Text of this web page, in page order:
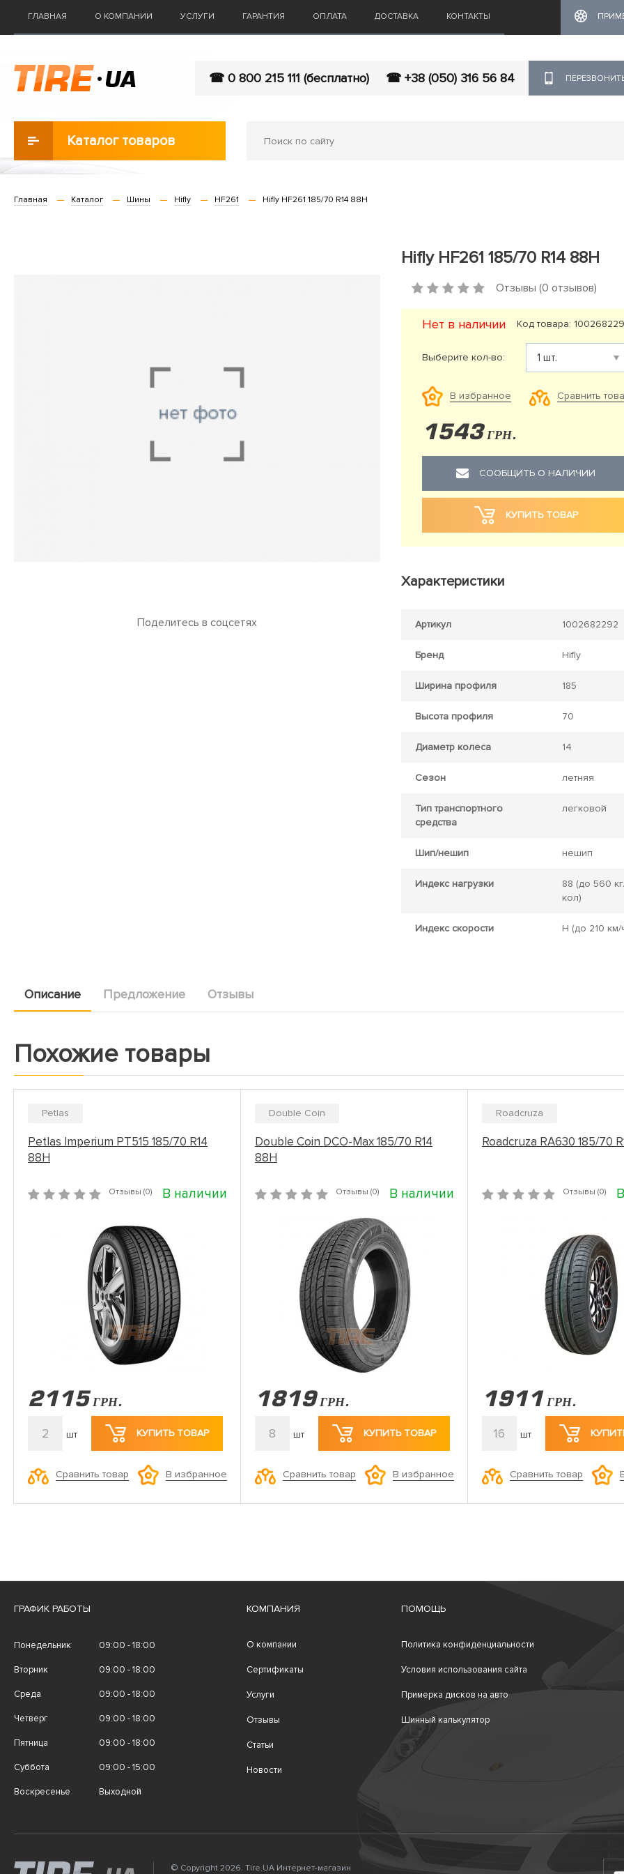
ГЛАВНАЯ О КОМПАНИИ УСЛУГИ ГАРАНТИЯ ОПЛАТА ДОСТАВКА КОНТАКТЫ
☎ 0 800 215 111 (бесплатно) ☎ +38 (050) 316 56 84
Каталог товаров
Главная Каталог Шины Hifly HF261 Hifly HF261 185/70 R14 88H
Поделитесь в соцсетях
Hifly HF261 185/70 R14 88H
Отзывы (0 отзывов)
Нет в наличии Код товара:
Выберите кол-во:
В избранное Сравнить
1543 ГРН.
СООБЩИТЬ О НАЛИЧИИ
КУПИТЬ ТОВАР
Характеристики
Артикул 1002682292
Бренд Hifly
Ширина профиля 185
Высота профиля 70
Диаметр колеса 14
Сезон летняя
Тип транспортного
средства
легковой
Шип/нешип нешип
Индекс нагрузки 88 (до 560
кол)
Индекс скорости H (до 210 км/
Описание Предложение Отзывы
Похожие товары
Petlas
Petlas Imperium PT515 185/70 R14
88H
Отзывы (0) В наличии
2115 ГРН.
2 шт КУПИТЬ ТОВАР
Сравнить товар В избранное
Double Coin
Double Coin DCO-Max 185/70 R14
88H
Отзывы (0) В наличии
1819 ГРН.
8 шт КУПИТЬ ТОВАР
Сравнить товар В избранное
Roadcruza
Roadcruza RA630 185/70
Отзывы (0)
1911 ГРН.
16 шт
Сравнить товар
ГРАФИК РАБОТЫ
Понедельник 09:00 - 18:00
Вторник 09:00 - 18:00
Среда 09:00 - 18:00
Четверг 09:00 - 18:00
Пятница 09:00 - 18:00
Суббота 09:00 - 15:00
Воскресенье Выходной
КОМПАНИЯ
О компании
Сертификаты
Услуги
Отзывы
Статьи
Новости
ПОМОЩЬ
Политика конфиденциальности
Условия использования сайта
Примерка дисков на авто
Шинный калькулятор
© Copyright 2026. Tire.UA Интернет-магазин